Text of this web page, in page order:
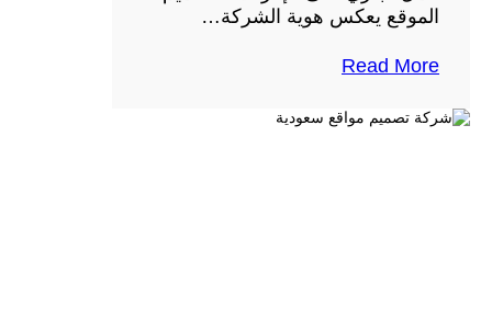
الموقع يعكس هوية الشركة…
Read More